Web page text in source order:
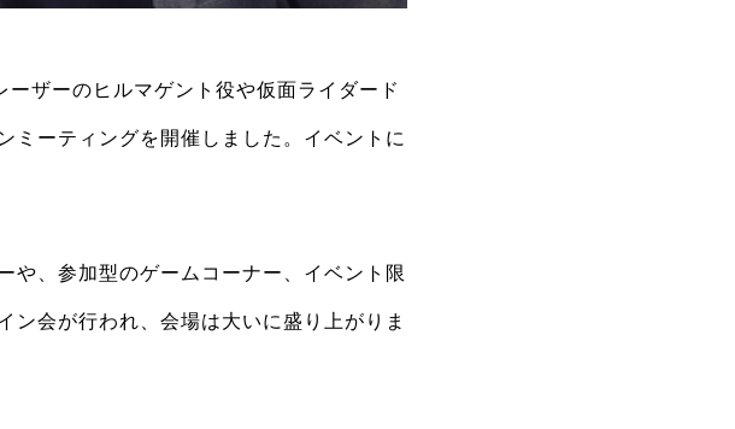
ザーのヒルマゲント役や仮面ライダード
ミーティングを開催しました。イベントに
や、参加型のゲームコーナー、イベント限
ン会が行われ、会場は大いに盛り上がりま